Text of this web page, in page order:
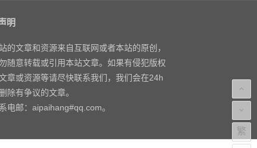
明
的文章和资源来自互联网或者本站的原创，
随意转载或引用本站文章。如果有侵犯版权
章或资源等请尽快联系我们，我们会在24h
除有争议的文章。
电邮：aipaihang#qq.com。
繁